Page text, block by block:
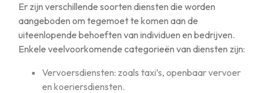
Er zijn verschillende soorten diensten die worden
aangeboden om tegemoet te komen aan de
uiteenlopende behoeften van individuen en bedrijven.
Enkele veelvoorkomende categorieën van diensten zijn:
Vervoersdiensten: zoals taxi’s, openbaar vervoer
en koeriersdiensten.